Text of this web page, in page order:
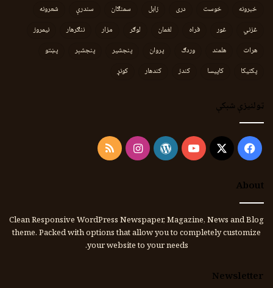
خبرونه
خوست دری زابل سمنګان سندرې
شعرونه
غزني
غور فراه لغمان لوګر مزار ننګرهار
نیمروز
هرات
هلمند وردګ پروان پنجشیر پنجشېر
پښتو
پکتیکا
کاپیسا کندز کندهار کونړ
ټولنیزې شبکې
Facebook
X
YouTube
WordPress
Instagram
RSS
About
Clean Responsive WordPress Newspaper, Magazine, News and Blog
theme. Packed with options that allow you to completely customize
your website to your needs.
Newsletter